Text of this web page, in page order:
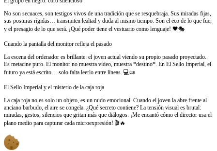
No son secuaces, son testigos vivos de una tradición que se resquebraja. Sus miradas fijas,
sus posturas rígidas… transmiten lealtad y duda al mismo tiempo. Son el eco de lo que fue,
y el presagio de lo que será. ¡Qué poder tiene el vestuario como lenguaje! 🖤🎭
Cuando la pantalla del monitor refleja el pasado
La escena del ordenador es brillante: el joven actual viendo su propio pasado proyectado.
Es metacine puro. El monitor no muestra video, muestra *destino*. En El Sello Imperial, el
futuro ya está escrito… solo falta leerlo entre líneas. 💻📜
El Sello Imperial y el misterio de la caja roja
La caja roja no es solo un objeto, es un nudo emocional. Cuando el joven la abre frente al
anciano barbudo, el aire se congela. ¿Qué secreto contiene? La tensión visual es brutal:
miradas, gestos, silencios que gritan más que diálogos. ¡Me encantó cómo el director usa el
plano medio para capturar cada microexpresión! 🎬🔥